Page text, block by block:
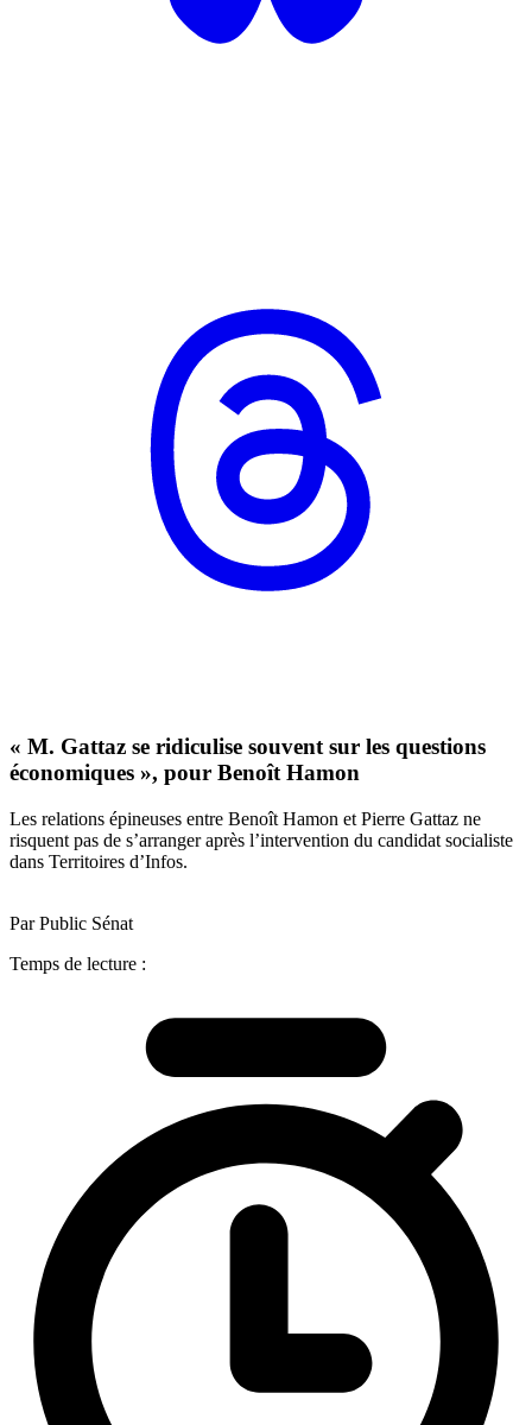
« M. Gattaz se ridiculise souvent sur les questions
économiques », pour Benoît Hamon
Les relations épineuses entre Benoît Hamon et Pierre Gattaz ne
risquent pas de s’arranger après l’intervention du candidat socialiste
dans Territoires d’Infos.
Par Public Sénat
Temps de lecture :